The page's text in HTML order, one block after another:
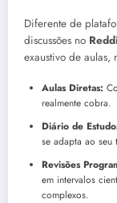
Diferente de
discussões no
exaustivo de aulas,
Aulas Diretas:
realmente cobra.
Diário de
se adapta ao
Revisões
em intervalos
complexos.